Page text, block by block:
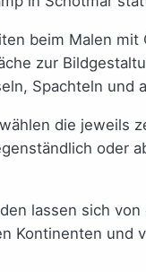
beim Malen
zur
Spachteln und
die jeweils
oder
lassen sich
Kontinenten und